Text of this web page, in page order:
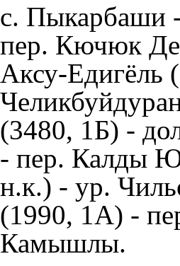
с. Пыкарбаши
пер. Кючюк
Аксу-Едигёль
(3480, 1Б) -
- пер. Калды
н.к.) - ур.
(1990, 1А) -
Камышлы.